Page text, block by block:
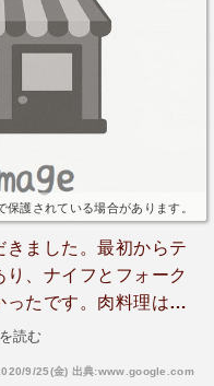
保護されている場合があります。
ました。最初からテ
、ナイフとフォーク
たです。肉料理は熊
、お箸でもほろほろ
読む
9/25(金) 出典:www.google.com